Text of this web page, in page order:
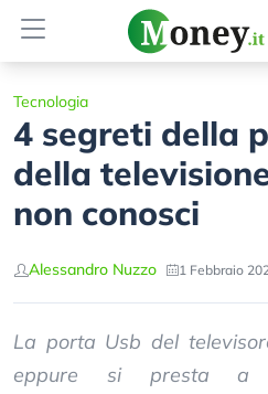
Tecnologia
4 segreti della
della
non conosci
Alessandro Nuzzo 1 Febbraio
La porta Usb del
eppure si presta a